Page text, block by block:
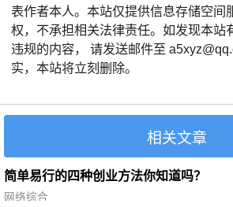
表作者本人。本站仅提供信息存储空间
权，不承担相关法律责任。如发现本站
违规的内容， 请发送邮件至
实，本站将立刻删除。
相关文章
简单易行的四种创业方法你知道吗？
网络综合